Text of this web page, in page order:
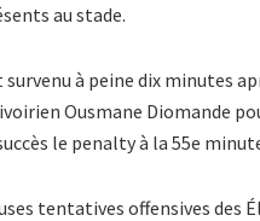
au stade.
survenu à peine dix minutes
Ousmane Diomande
le penalty à la 55e
tentatives offensives des